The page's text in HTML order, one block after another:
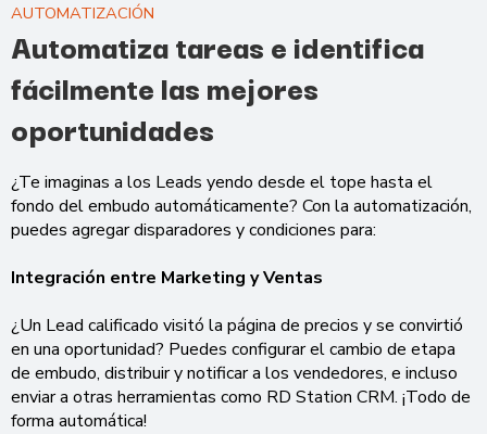
AUTOMATIZACIÓN
Automatiza tareas e identifica
fácilmente las mejores
oportunidades
¿Te imaginas a los Leads yendo desde el tope hasta el
fondo del embudo automáticamente? Con la automatización,
puedes agregar disparadores y condiciones para:
Integración entre Marketing y Ventas
¿Un Lead calificado visitó la página de precios y se convirtió
en una oportunidad? Puedes configurar el cambio de etapa
de embudo, distribuir y notificar a los vendedores, e incluso
enviar a otras herramientas como RD Station CRM. ¡Todo de
forma automática!